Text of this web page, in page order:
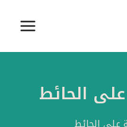
الحائط
على الحائط